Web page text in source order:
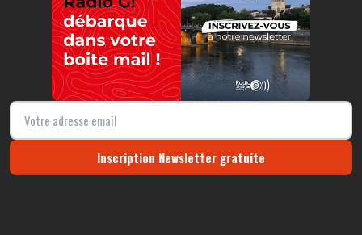
Inscription Newsletter gratuite